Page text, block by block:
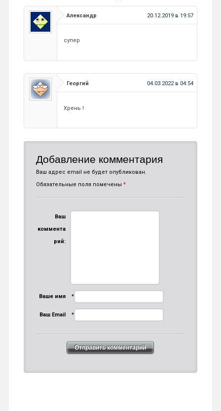
Александр 20.12.2019 в 19:57
супер
Георгий 04.03.2022 в 04:54
Хрень !
Добавление комментария
Ваш адрес email не будет опубликован.
Обязательные поля помечены *
Ваш
коммента
рий:
Ваше имя *
Ваш Email *